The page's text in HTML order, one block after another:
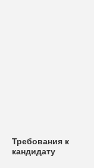
Требования к
кандидату